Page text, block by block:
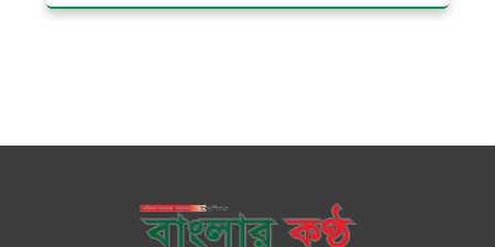
দৌলতখানে জমি বিরোধে পরিবারকে
বিষ দিয়ে মাছ ধরায় ৩ জেলে আটক
তজুমদ্দিনে চর মোজাম্মেলে চাঁদাবাজি
ও রাজনৈতিক চক্রান্তের অপচেষ্টার